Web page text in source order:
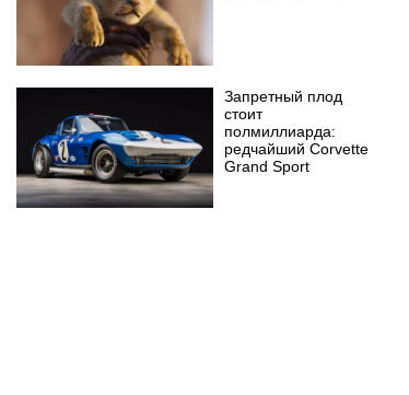
Запретный плод
стоит
полмиллиарда:
редчайший Corvette
Grand Sport